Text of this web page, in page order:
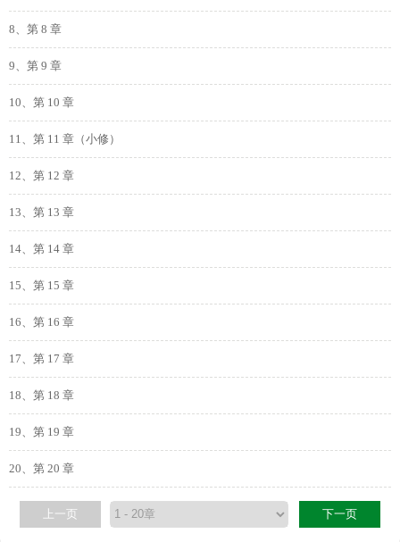
8、第 8 章
9、第 9 章
10、第 10 章
11、第 11 章（小修）
12、第 12 章
13、第 13 章
14、第 14 章
15、第 15 章
16、第 16 章
17、第 17 章
18、第 18 章
19、第 19 章
20、第 20 章
上一页 下一页